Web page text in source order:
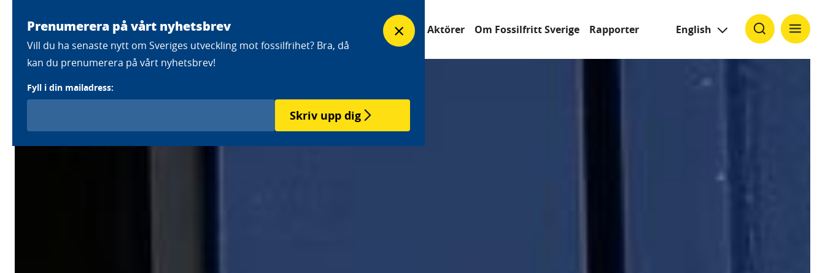
Färdplaner Strategier Industrisatsningar Aktörer Om Fossilfritt Sverige Rapporter English
×
Prenumerera på vårt nyhetsbrev
Vill du ha senaste nytt om Sveriges utveckling mot fossilfrihet? Bra, då
kan du prenumerera på vårt nyhetsbrev!
Fyll i din mailadress:
Skriv upp dig